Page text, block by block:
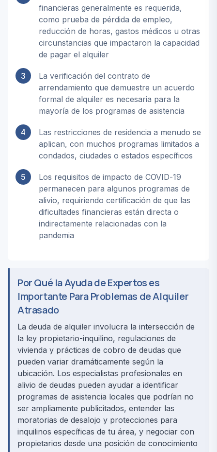
financieras generalmente es requerida,
como prueba de pérdida de empleo,
reducción de horas, gastos médicos u otras
circunstancias que impactaron la capacidad
de pagar el alquiler
3
La verificación del contrato de
arrendamiento que demuestre un acuerdo
formal de alquiler es necesaria para la
mayoría de los programas de asistencia
4
Las restricciones de residencia a menudo se
aplican, con muchos programas limitados a
condados, ciudades o estados específicos
5
Los requisitos de impacto de COVID-19
permanecen para algunos programas de
alivio, requiriendo certificación de que las
dificultades financieras están directa o
indirectamente relacionadas con la
pandemia
Por Qué la Ayuda de Expertos es
Importante Para Problemas de Alquiler
Atrasado
La deuda de alquiler involucra la intersección de
la ley propietario-inquilino, regulaciones de
vivienda y prácticas de cobro de deudas que
pueden variar dramáticamente según la
ubicación. Los especialistas profesionales en
alivio de deudas pueden ayudar a identificar
programas de asistencia locales que podrían no
ser ampliamente publicitados, entender las
moratorias de desalojo y protecciones para
inquilinos específicas de tu área, y negociar con
propietarios desde una posición de conocimiento